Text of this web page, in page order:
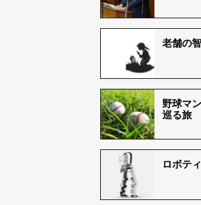
老舗の
野球マ
巡る旅
ロボテ